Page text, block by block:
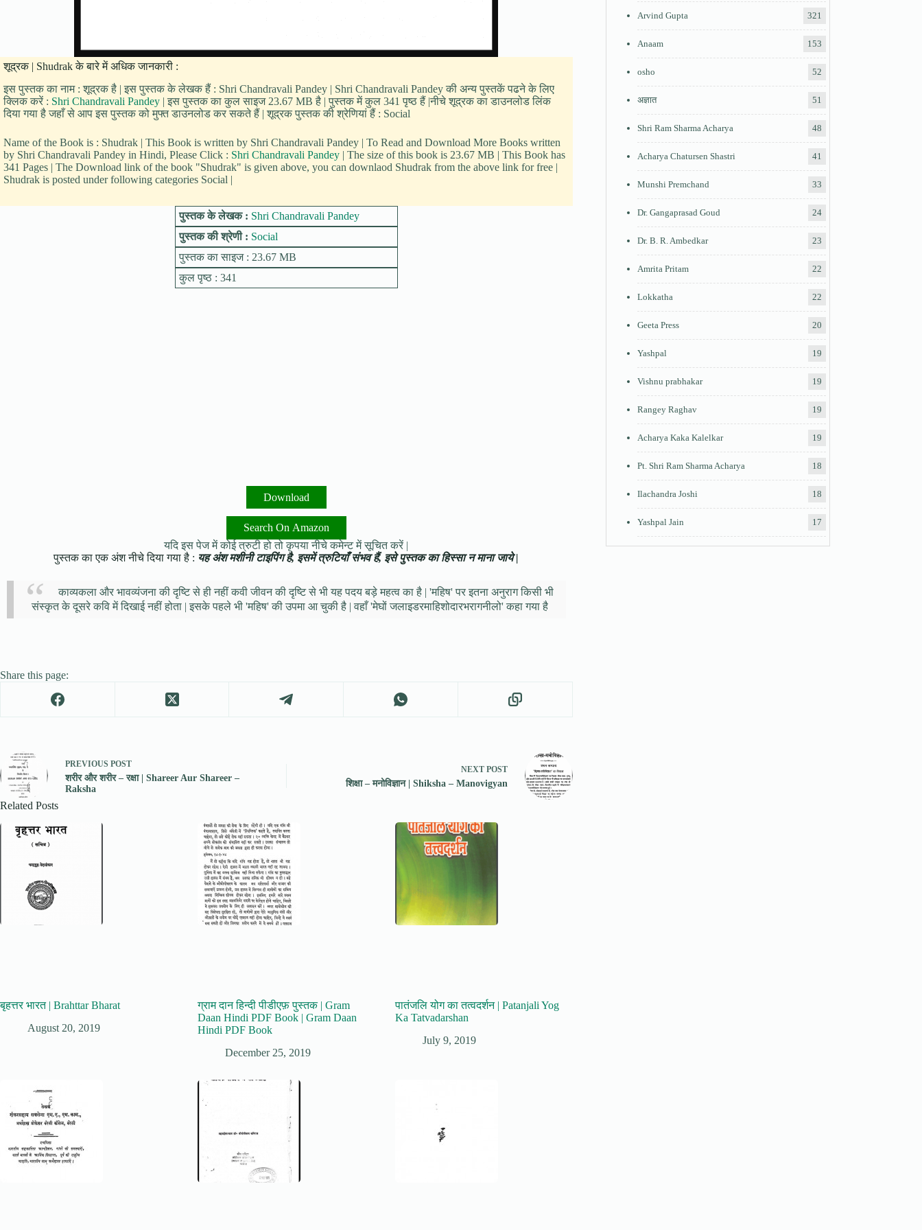
शूद्रक | Shudrak के बारे में अधिक जानकारी :
इस पुस्तक का नाम : शूद्रक है | इस पुस्तक के लेखक हैं : Shri Chandravali Pandey | Shri Chandravali Pandey की अन्य पुस्तकें पढने के लिए
क्लिक करें : Shri Chandravali Pandey | इस पुस्तक का कुल साइज 23.67 MB है | पुस्तक में कुल 341 पृष्ठ हैं |नीचे शूद्रक का डाउनलोड लिंक
दिया गया है जहाँ से आप इस पुस्तक को मुफ्त डाउनलोड कर सकते हैं | शूद्रक पुस्तक की श्रेणियां हैं : Social
Name of the Book is : Shudrak | This Book is written by Shri Chandravali Pandey | To Read and Download More Books written
by Shri Chandravali Pandey in Hindi, Please Click : Shri Chandravali Pandey | The size of this book is 23.67 MB | This Book has
341 Pages | The Download link of the book "Shudrak" is given above, you can downlaod Shudrak from the above link for free |
Shudrak is posted under following categories Social |
पुस्तक के लेखक : Shri Chandravali Pandey
पुस्तक की श्रेणी : Social
पुस्तक का साइज : 23.67 MB
कुल पृष्ठ : 341
Download
Search On Amazon
यदि इस पेज में कोई त्रुटी हो तो कृपया नीचे कमेन्ट में सूचित करें |
पुस्तक का एक अंश नीचे दिया गया है : यह अंश मशीनी टाइपिंग है, इसमें त्रुटियाँ संभव हैं, इसे पुस्तक का हिस्सा न माना जाये |
काव्यकला और भावव्यंजना की दृष्टि से ही नहीं कवी जीवन की दृष्टि से भी यह पदय बड़े महत्व का है | 'महिष' पर इतना अनुराग किसी भी
संस्कृत के दूसरे कवि में दिखाई नहीं होता | इसके पहले भी 'महिष' की उपमा आ चुकी है | वहाँ 'मेघों जलाइडरमाहिशोदारभरागनीलो' कहा गया है
Share this page:
PREVIOUS POST
शरीर और शरीर – रक्षा | Shareer Aur Shareer –
Raksha
NEXT POST
शिक्षा – मनोविज्ञान | Shiksha – Manovigyan
Related Posts
बृहत्तर भारत | Brahttar Bharat
August 20, 2019
ग्राम दान हिन्दी पीडीएफ़ पुस्तक | Gram
Daan Hindi PDF Book | Gram Daan
Hindi PDF Book
December 25, 2019
पातंजलि योग का तत्वदर्शन | Patanjali Yog
Ka Tatvadarshan
July 9, 2019
Arvind Gupta 321
Anaam 153
osho 52
अज्ञात 51
Shri Ram Sharma Acharya 48
Acharya Chatursen Shastri 41
Munshi Premchand 33
Dr. Gangaprasad Goud 24
Dr. B. R. Ambedkar 23
Amrita Pritam 22
Lokkatha 22
Geeta Press 20
Yashpal 19
Vishnu prabhakar 19
Rangey Raghav 19
Acharya Kaka Kalelkar 19
Pt. Shri Ram Sharma Acharya 18
Ilachandra Joshi 18
Yashpal Jain 17